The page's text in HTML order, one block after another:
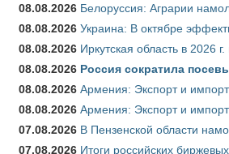
08.08.2026 Белоруссия: Аграрии
08.08.2026 Украина: В октябре
08.08.2026 Иркутская область в 2026
08.08.2026 Россия сократила
08.08.2026 Армения: Экспорт и
08.08.2026 Армения: Экспорт и
07.08.2026 В Пензенской области
07.08.2026 Итоги российских